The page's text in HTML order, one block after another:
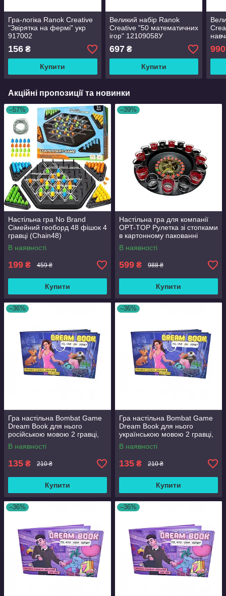
Гра-логіка Ranok Creative
"Звірятка на фермі" укр
917002
156 ₴
Купити
Великий набір Ranok
Creative "50 математичних
ігор" 12109058У
697₴
Купити
990
Акційні пропозиції та новинки
–57%
Настільна гра No Brand
Сімейний геоборд 48 фішок 4
гравці (Chain48)
В наявності
199 ₴ 459 ₴
Купити
–39%
Настільна гра для компанії
OPT-TOP Рулетка зі стопками
в картонному пакованні
(1939722129)
В наявності
599 ₴ 988 ₴
Купити
–36%
Гра настільна Bombat Game
Dream Book для нього
російською мовою 2 гравці,
18+ років (in030-hbr)
В наявності
135 ₴ 210 ₴
Купити
–36%
Гра настільна Bombat Game
Dream Book для нього
українською мовою 2 гравці,
18+ років (in031-hbr)
В наявності
135 ₴ 210 ₴
Купити
–36% –36%